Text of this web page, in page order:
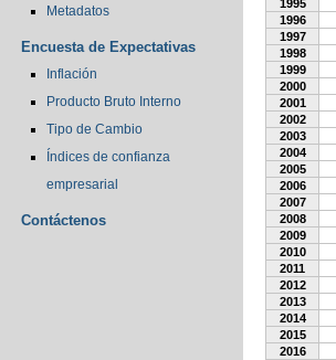
Metadatos
Encuesta de Expectativas
Inflación
Producto Bruto Interno
Tipo de Cambio
Índices de confianza
empresarial
Contáctenos
1995
1996
1997
1998
1999
2000
2001
2002
2003
2004
2005
2006
2007
2008
2009
2010
2011
2012
2013
2014
2015
2016